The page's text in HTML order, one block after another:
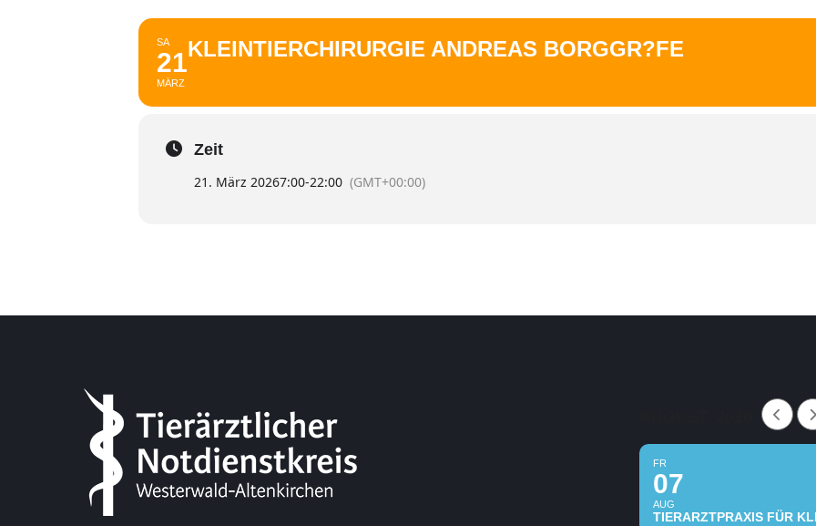
SA
21
MÄRZ
KLEINTIERCHIRURGIE ANDREAS BORGGR?FE
Zeit
21. März 20267:00-22:00 (GMT+00:00)
FR
07
AUG
TIERARZTPRAXIS FÜR